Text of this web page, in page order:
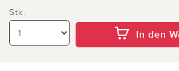
Stk.
In den